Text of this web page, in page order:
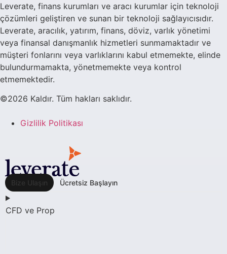
Leverate, finans kurumları ve aracı kurumlar için teknoloji
çözümleri geliştiren ve sunan bir teknoloji sağlayıcısıdır.
Leverate, aracılık, yatırım, finans, döviz, varlık yönetimi
veya finansal danışmanlık hizmetleri sunmamaktadır ve
müşteri fonlarını veya varlıklarını kabul etmemekte, elinde
bulundurmamakta, yönetmemekte veya kontrol
etmemektedir.
©2026 Kaldır. Tüm hakları saklıdır.
Gizlilik Politikası
Bize Ulaşın Ücretsiz Başlayın
CFD ve Prop